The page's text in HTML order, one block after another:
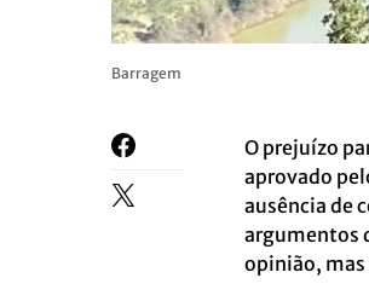
Barragem
O prejuízo
aprovado
ausência de
argumentos
opinião, mas